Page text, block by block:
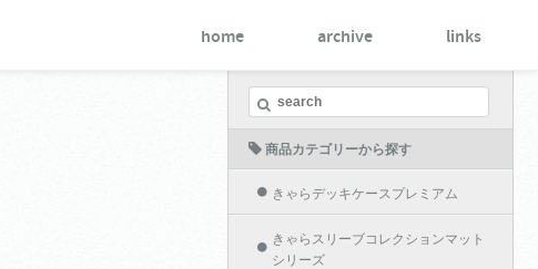
home archive links
商品カテゴリーから探す
きゃらデッキケースプレミアム
きゃらスリーブコレクションマット
シリーズ